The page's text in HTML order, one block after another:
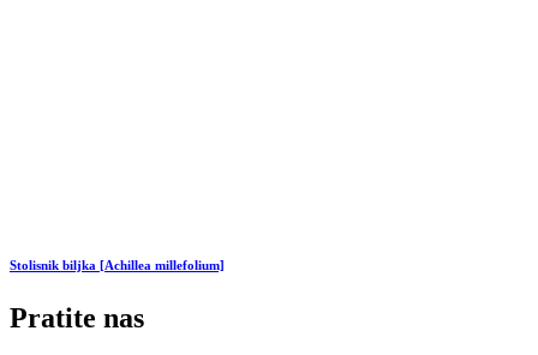
Stolisnik biljka [Achillea millefolium]
Pratite nas